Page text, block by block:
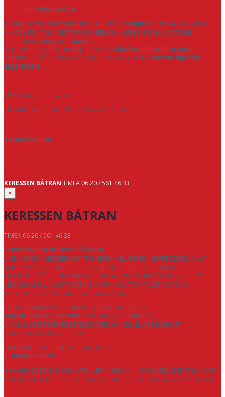
HELYÉRE RAKÁSA.
AZ EMELETRE TÖRTÉNŐ FELVITEL KÜLÖN DÍJKÖTELES, AMENNYIBEN
NINCS LIFT, VAGY A BÚTOR NEM FÉR BE A LIFTBE. ENNEK KÖLTSÉGE
ÁLTALÁBAN 2.000 FT / EMELET.
AMENNYIBEN A BÚTOR FELJUTTATÁSA KÜLÖNLEGES MEGOLDÁST
IGÉNYEL, SZÁLLÍTÓINK AZT IS MEG TUDJÁK OLDANI EGYEDI DÍJAZÁS
ELLENÉBEN.
TÍMEA +36 20 561 46 33
1047 BUDAPEST BAROSS UTCA 75-77. 1 EMELET
KANAPETAR.HU
KERESSEN BÁTRAN TIMEA 06 20 / 561 46 33
×
KERESSEN BÁTRAN
TIMEA 06 20 / 561 46 33
KERESSEN BENNÜNKET BÁTRAN!
AMENNYIBEN KÉRDÉSE VAN TERMÉKEINKKEL, EGYEDI MÉRETEZÉSSEL VAGY
KÁRPITVÁLASZTÁSSAL KAPCSOLATBAN, KÉSZSÉGGEL ÁLLUNK
RENDELKEZÉSÉRE. SZÍVESEN SEGÍTÜNK A TERVEZÉSBEN ÉS A MEGFELELŐ
MEGOLDÁS KIVÁLASZTÁSÁBAN, HOGY A BÚTOR VALÓBAN AZ ÖN
IGÉNYEIHEZ ÉS OTTHONÁHOZ IGAZODJON.
SZEMÉLYESEN IS VÁRJUK BEMUTATÓTERMÜNKBEN:
1047 BUDAPEST, BAROSS UTCA 75–77., 1. EMELET,
AHOL ELŐZETES EGYEZTETÉST KÖVETŐEN SZEMÉLYRE SZABOTT
TANÁCSADÁSSAL FOGADJUK.
TELEFONON IS ELÉRHETŐEK VAGYUNK:
📞 06 20 561 4633
NE HABOZZON KAPCSOLATBA LÉPNI VELÜNK – ÖRÖMMEL SEGÍTÜNK, HOGY
AZ ELKÉPZELÉSEKBŐL VALÓDI, KÉNYELMES ÉS IDŐTÁLLÓ BÚTOR SZÜLESSEN.